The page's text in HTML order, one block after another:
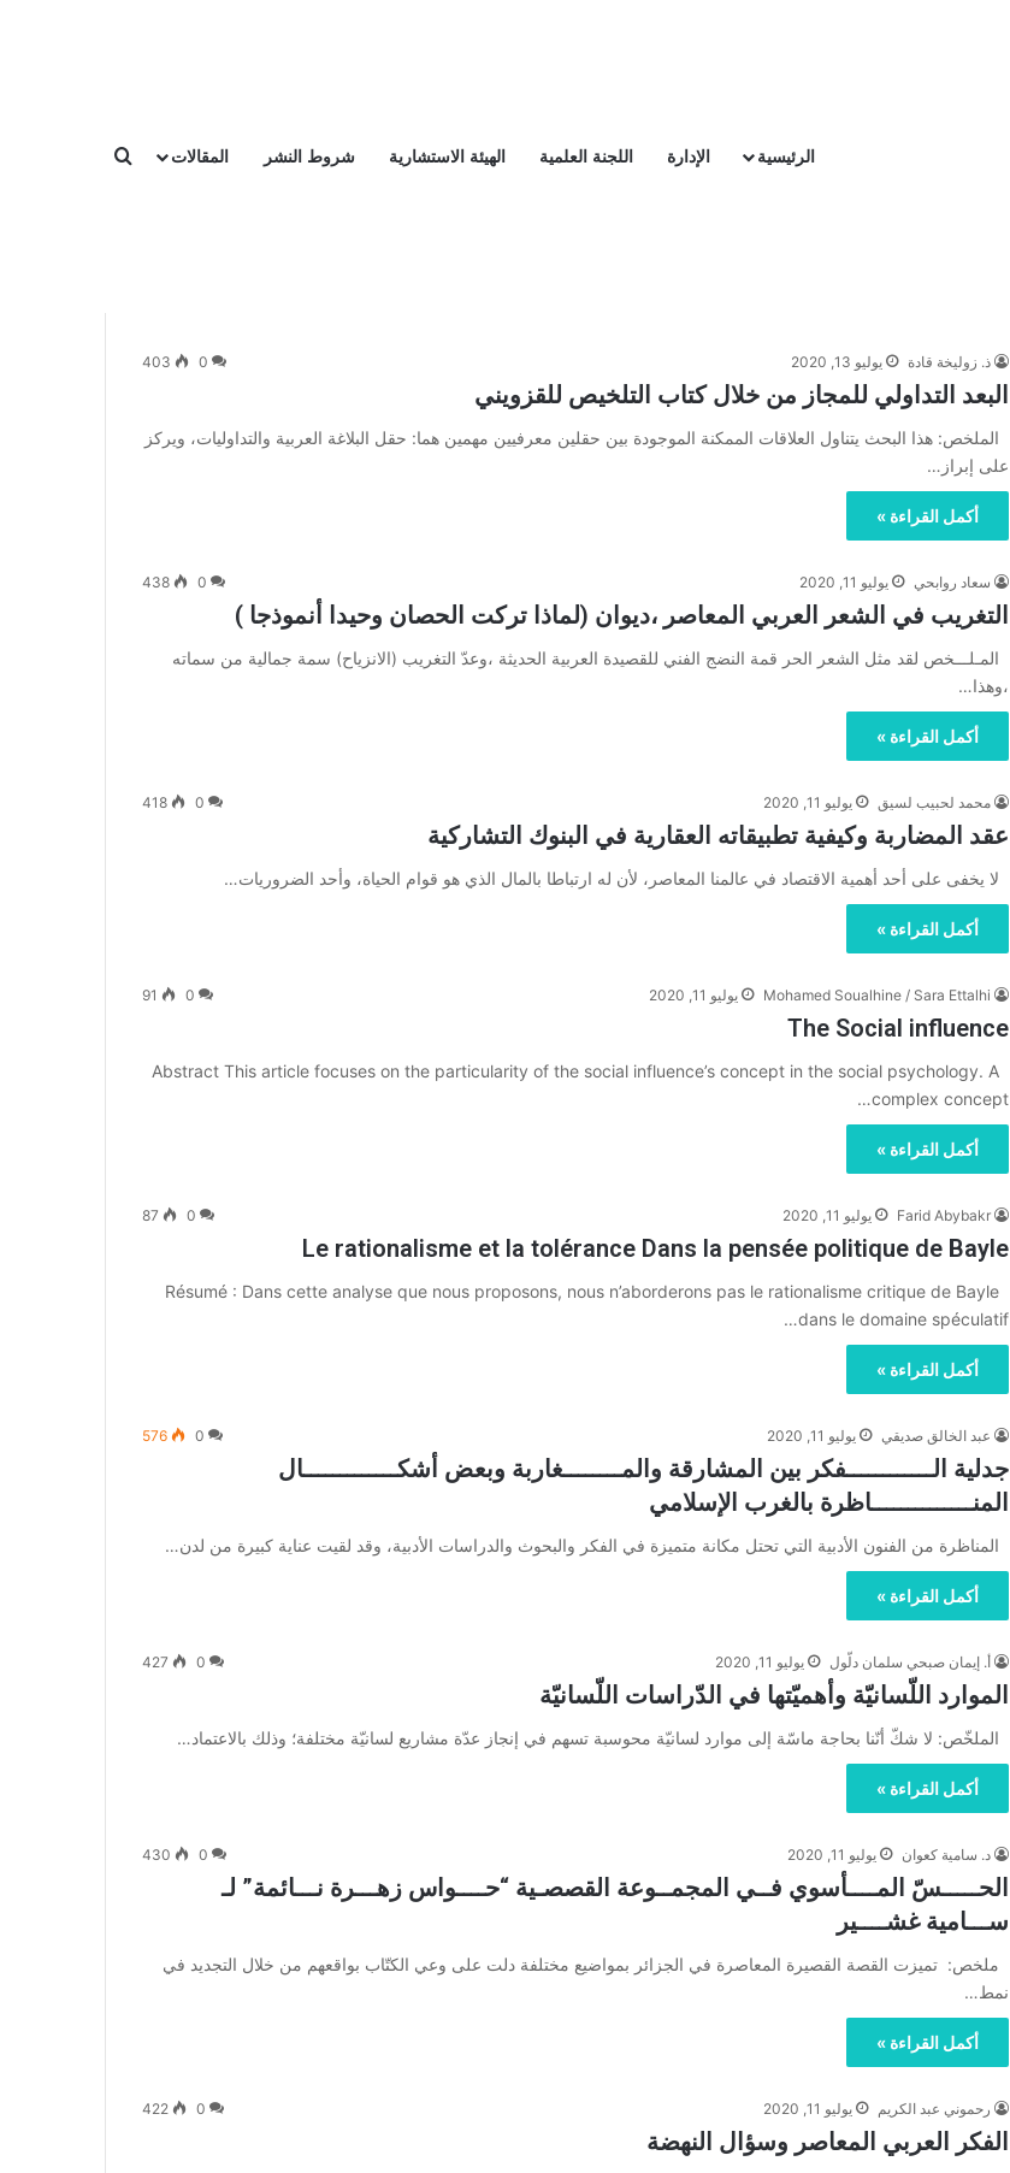
الرئيسية الإدارة اللجنة العلمية الهيئة الاستشارية شروط النشر المقالات Deuxième numéro
ذ. زوليخة قادة يوليو 13, 2020 0
403
البعد التداولي للمجاز من خلال كتاب التلخيص للقزويني
الملخص: هذا البحث يتناول العلاقات الممكنة الموجودة بين حقلين معرفيين مهمين هما: حقل البلاغة العربية والتداوليات، ويركز
على إبراز…
أكمل القراءة »
سعاد روابحي يوليو 11, 2020 0
438
التغريب في الشعر العربي المعاصر ،ديوان (لماذا تركت الحصان وحيدا أنموذجا )
المـلـــخص لقد مثل الشعر الحر قمة النضج الفني للقصيدة العربية الحديثة ،وعدّ التغريب (الانزياح) سمة جمالية من سماته
،وهذا…
أكمل القراءة »
محمد لحبيب لسيق يوليو 11, 2020 0
418
عقد المضاربة وكيفية تطبيقاته العقارية في البنوك التشاركية
لا يخفى على أحد أهمية الاقتصاد في عالمنا المعاصر، لأن له ارتباطا بالمال الذي هو قوام الحياة، وأحد الضروريات…
أكمل القراءة »
Mohamed Soualhine / Sara Ettalhi يوليو 11, 2020 0
91
The Social influence
Abstract This article focuses on the particularity of the social influence’s concept in the social psychology. A
complex concept…
أكمل القراءة »
Farid Abybakr يوليو 11, 2020 0
87
Le rationalisme et la tolérance Dans la pensée politique de Bayle
Résumé : Dans cette analyse que nous proposons, nous n’aborderons pas le rationalisme critique de Bayle
dans le domaine spéculatif…
أكمل القراءة »
عبد الخالق صديقي يوليو 11, 2020 0
576
جدلية الــــــــــــفكر بين المشارقة والمــــــــغاربة وبعض أشكـــــــــــــال
المنــــــــــــــاظرة بالغرب الإسلامي
المناظرة من الفنون الأدبية التي تحتل مكانة متميزة في الفكر والبحوث والدراسات الأدبية، وقد لقيت عناية كبيرة من لدن…
أكمل القراءة »
أ. إيمان صبحي سلمان دلّول يوليو 11, 2020 0
427
الموارد اللّسانيّة وأهميّتها في الدّراسات اللّسانيّة
الملخّص: لا شكّ أنّنا بحاجة ماسّة إلى موارد لسانيّة محوسبة تسهم في إنجاز عدّة مشاريع لسانيّة مختلفة؛ وذلك بالاعتماد…
أكمل القراءة »
د. سامية كعوان يوليو 11, 2020 0
430
الحـــــسّ المــــأسوي فــي المجمــوعة القصصـية “حــــواس زهـــرة نـــائمة” لـ
ســـامية غشــــير
ملخص: تميزت القصة القصيرة المعاصرة في الجزائر بمواضيع مختلفة دلت على وعي الكتّاب بواقعهم من خلال التجديد في
نمط…
أكمل القراءة »
رحموني عبد الكريم يوليو 11, 2020 0
422
الفكر العربي المعاصر وسؤال النهضة